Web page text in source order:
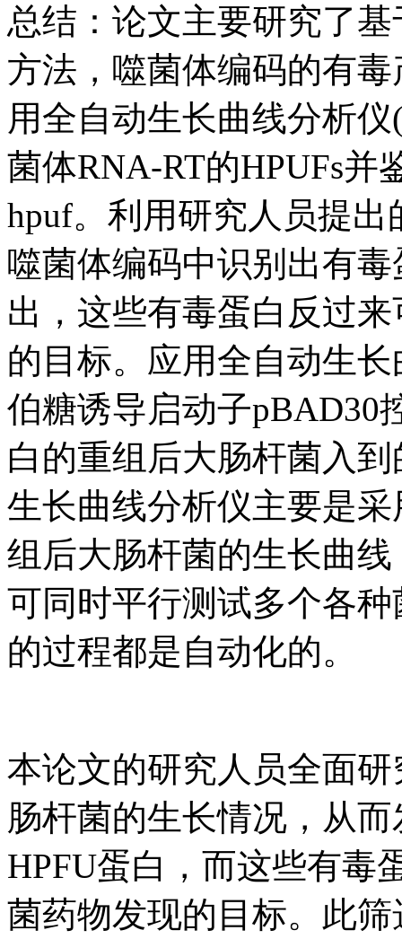
总结：论文主要研究了
方法，噬菌体编码的有
用全自动生长曲线分析仪
菌体RNA-RT的HPUFs
hpuf。利用研究人员提
噬菌体编码中识别出有
出，这些有毒蛋白反过
的目标。应用全自动生
伯糖诱导启动子pBAD30
白的重组后大肠杆菌入
生长曲线分析仪主要是
组后大肠杆菌的生长曲
可同时平行测试多个各
的过程都是自动化的。
本论文的研究人员全面
肠杆菌的生长情况，从
HPFU蛋白，而这些有毒
菌药物发现的目标。此